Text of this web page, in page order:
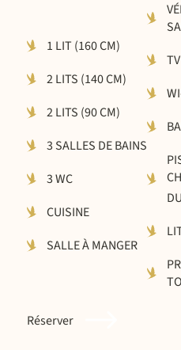
1 LIT (160 CM)
2 LITS (140 CM)
2 LITS (90 CM)
3 SALLES DE BAINS
3 WC
CUISINE
SALLE À MANGER
TV
Réserver